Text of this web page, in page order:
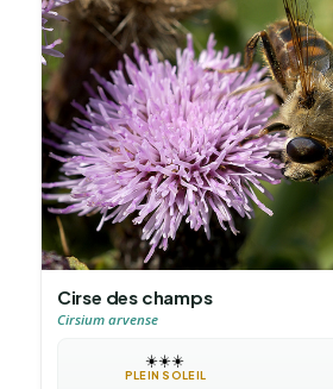
Cirse des champs
Cirsium arvense
☀️☀️☀️
PLEIN SOLEIL